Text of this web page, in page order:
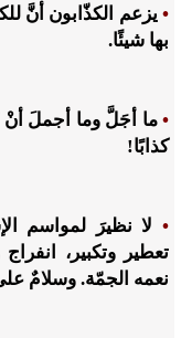
• يزعم الكذّابون أنَّ
بها شيئًا.
•ما أجَلَّ وما أجملَ أنْ
كذابًا!
• لا نظيرَ لمواسم
تعطير وتكبير،
نعمه الجمّة. وسلامٌ